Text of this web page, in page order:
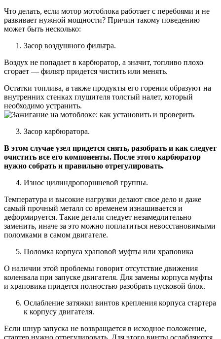
Что делать, если мотор мотоблока работает с перебоями и не
развивает нужной мощности? Причин такому поведению
может быть несколько:
Засор воздушного фильтра.
Воздух не попадает в карбюратор, а значит, топливо плохо
сгорает — фильтр придется чистить или менять.
Остатки топлива, а также продукты его горения образуют на
внутренних стенках глушителя толстый налет, который
необходимо устранить.
Засор карбюратора.
В этом случае узел придется снять, разобрать и как следует
очистить все его компоненты. После этого карбюратор
нужно собрать и правильно отрегулировать.
Износ цилиндропоршневой группы.
Температура и высокие нагрузки делают свое дело и даже
самый прочный металл со временем изнашивается и
деформируется. Такие детали следует незамедлительно
заменить, иначе за это можно поплатиться невосстановимыми
поломками в самом двигателе.
Поломка корпуса храповой муфты или храповика
О наличии этой проблемы говорит отсутствие движения
коленвала при запуске двигателя. Для замены корпуса муфты
и храповика придется полностью разобрать пусковой блок.
Ослабление затяжки винтов крепления корпуса стартера
к корпусу двигателя.
Если шнур запуска не возвращается в исходное положение,